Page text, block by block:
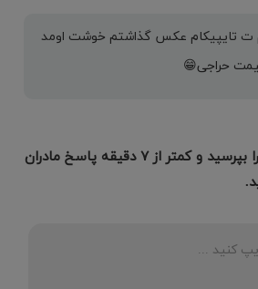
ت تایپیکام عکس گذاشتم خوشت اومد
قیمت حراجی😁
همین الان سوال خود را بپرسید و کمتر از ۷ دقیقه پاسخ مادران